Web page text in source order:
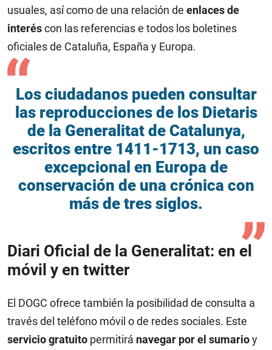
usuales, así como de una relación de enlaces de
interéscon las referencias e todos los boletines
oficiales de Cataluña, España y Europa.
Los ciudadanos pueden consultar
las reproducciones de los Dietaris
de la Generalitat de Catalunya,
escritos entre 1411-1713, un caso
excepcional en Europa de
conservación de una crónica con
más de tres siglos.
Diari Oficial de la Generalitat: en el
móvil y en twitter
El DOGC ofrece también la posibilidad de consulta a
través del teléfono móvil o de redes sociales. Este
servicio gratuito permitirá navegar por el sumarioy